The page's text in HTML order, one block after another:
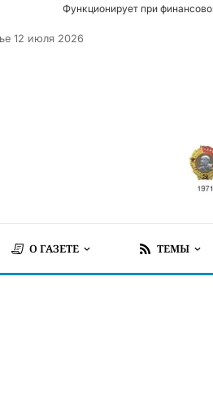
Функционирует при
12 июля 2026
О ГАЗЕТЕ ТЕМЫ